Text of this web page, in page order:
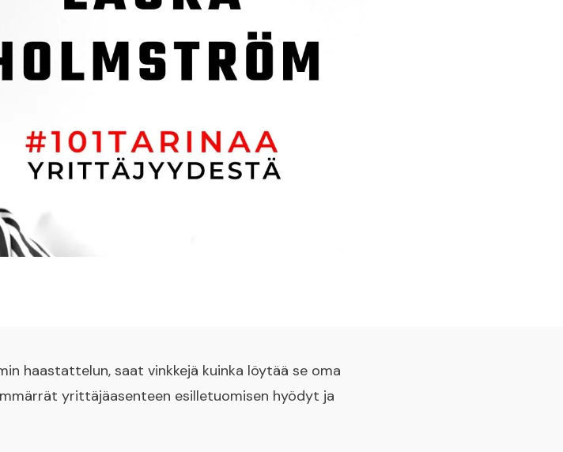
haastattelun, saat vinkkejä kuinka löytää se oma
yrittäjäasenteen esilletuomisen hyödyt ja